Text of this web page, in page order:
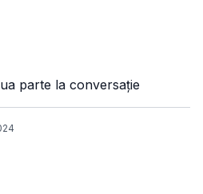
parte la conversație